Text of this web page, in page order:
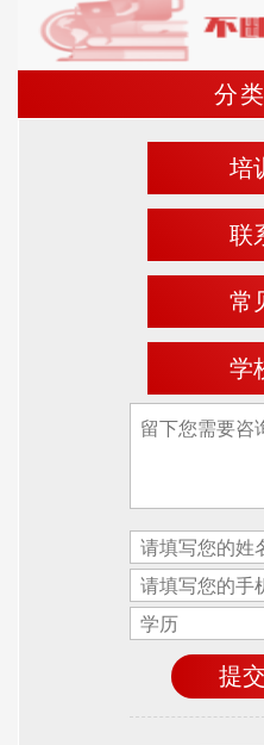
分
培
联
常
学